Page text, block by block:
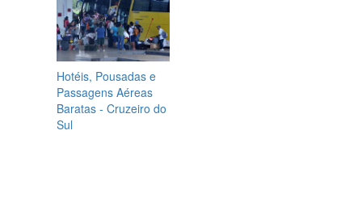
Hotéis, Pousadas e
Passagens Aéreas
Baratas - Cruzeiro do
Sul